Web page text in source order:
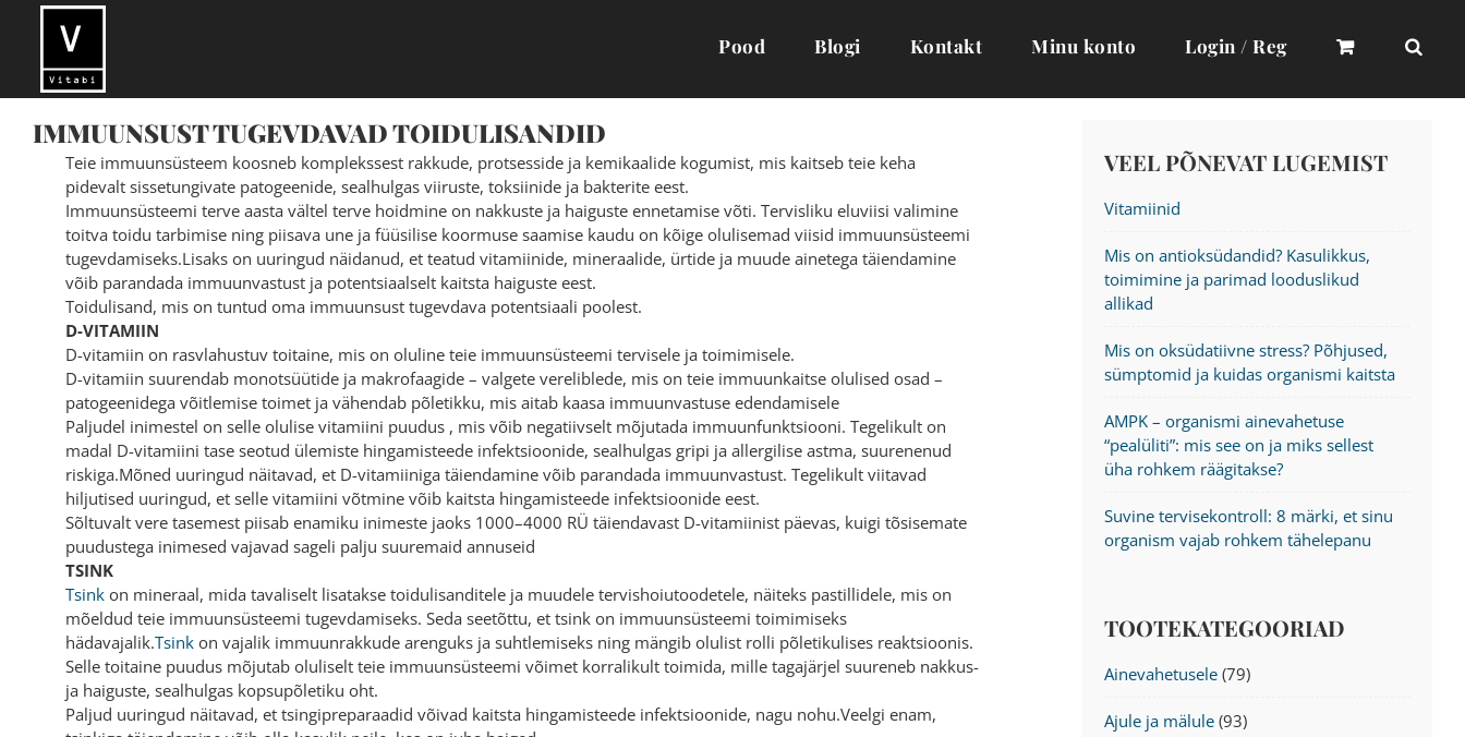
Pood Blogi Kontakt Minu konto Login / Reg
IMMUUNSUST TUGEVDAVAD TOIDULISANDID
Teie immuunsüsteem koosneb komplekssest rakkude, protsesside ja kemikaalide kogumist, mis kaitseb teie keha
pidevalt sissetungivate patogeenide, sealhulgas viiruste, toksiinide ja bakterite eest.
Immuunsüsteemi terve aasta vältel terve hoidmine on nakkuste ja haiguste ennetamise võti. Tervisliku eluviisi valimine
toitva toidu tarbimise ning piisava une ja füüsilise koormuse saamise kaudu on kõige olulisemad viisid immuunsüsteemi
tugevdamiseks.Lisaks on uuringud näidanud, et teatud vitamiinide, mineraalide, ürtide ja muude ainetega täiendamine
võib parandada immuunvastust ja potentsiaalselt kaitsta haiguste eest.
Toidulisand, mis on tuntud oma immuunsust tugevdava potentsiaali poolest.
D-VITAMIIN
D-vitamiin on rasvlahustuv toitaine, mis on oluline teie immuunsüsteemi tervisele ja toimimisele.
D-vitamiin suurendab monotsüütide ja makrofaagide – valgete vereliblede, mis on teie immuunkaitse olulised osad –
patogeenidega võitlemise toimet ja vähendab põletikku, mis aitab kaasa immuunvastuse edendamisele
Paljudel inimestel on selle olulise vitamiini puudus , mis võib negatiivselt mõjutada immuunfunktsiooni. Tegelikult on
madal D-vitamiini tase seotud ülemiste hingamisteede infektsioonide, sealhulgas gripi ja allergilise astma, suurenenud
riskiga.Mõned uuringud näitavad, et D-vitamiiniga täiendamine võib parandada immuunvastust. Tegelikult viitavad
hiljutised uuringud, et selle vitamiini võtmine võib kaitsta hingamisteede infektsioonide eest.
Sõltuvalt vere tasemest piisab enamiku inimeste jaoks 1000–4000 RÜ täiendavast D-vitamiinist päevas, kuigi tõsisemate
puudustega inimesed vajavad sageli palju suuremaid annuseid
TSINK
Tsinkon mineraal, mida tavaliselt lisatakse toidulisanditele ja muudele tervishoiutoodetele, näiteks pastillidele, mis on
mõeldud teie immuunsüsteemi tugevdamiseks. Seda seetõttu, et tsink on immuunsüsteemi toimimiseks
hädavajalik.Tsinkon vajalik immuunrakkude arenguks ja suhtlemiseks ning mängib olulist rolli põletikulises reaktsioonis.
Selle toitaine puudus mõjutab oluliselt teie immuunsüsteemi võimet korralikult toimida, mille tagajärjel suureneb nakkus-
ja haiguste, sealhulgas kopsupõletiku oht.
Paljud uuringud näitavad, et tsingipreparaadid võivad kaitsta hingamisteede infektsioonide, nagu nohu.Veelgi enam,
VEEL PÕNEVAT LUGEMIST
Vitamiinid
Mis on antioksüdandid? Kasulikkus,
toimimine ja parimad looduslikud
allikad
Mis on oksüdatiivne stress? Põhjused,
sümptomid ja kuidas organismi kaitsta
AMPK – organismi ainevahetuse
“pealüliti”: mis see on ja miks sellest
üha rohkem räägitakse?
Suvine tervisekontroll: 8 märki, et sinu
organism vajab rohkem tähelepanu
TOOTEKATEGOORIAD
Ainevahetusele (79)
Ajule ja mälule (93)